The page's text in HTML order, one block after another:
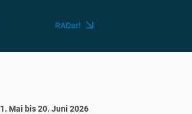
RADar!
Mai bis 20. Juni 2026